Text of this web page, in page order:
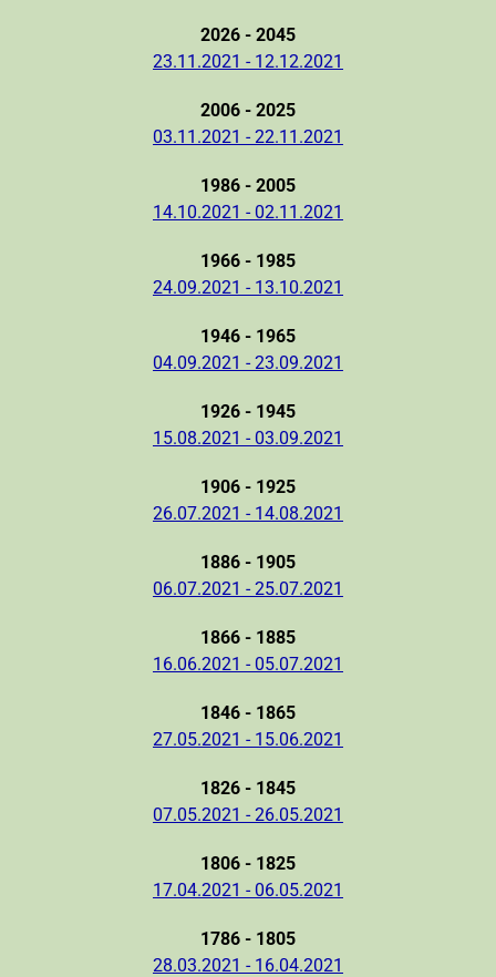
2026 - 2045
23.11.2021 - 12.12.2021
2006 - 2025
03.11.2021 - 22.11.2021
1986 - 2005
14.10.2021 - 02.11.2021
1966 - 1985
24.09.2021 - 13.10.2021
1946 - 1965
04.09.2021 - 23.09.2021
1926 - 1945
15.08.2021 - 03.09.2021
1906 - 1925
26.07.2021 - 14.08.2021
1886 - 1905
06.07.2021 - 25.07.2021
1866 - 1885
16.06.2021 - 05.07.2021
1846 - 1865
27.05.2021 - 15.06.2021
1826 - 1845
07.05.2021 - 26.05.2021
1806 - 1825
17.04.2021 - 06.05.2021
1786 - 1805
28.03.2021 - 16.04.2021